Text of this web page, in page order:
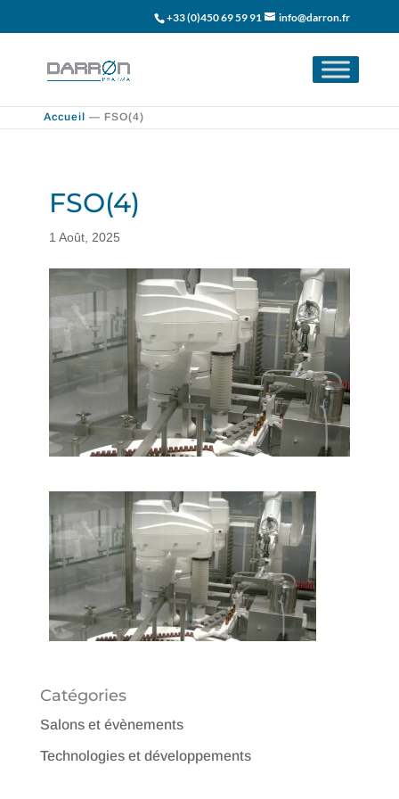
+33 (0)450 69 59 91 info@darron.fr
Accueil — FSO(4)
FSO(4)
1 Août, 2025
Catégories
Salons et évènements
Technologies et développements